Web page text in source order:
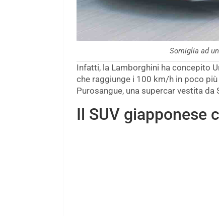
Somiglia ad
Infatti, la Lamborghini ha concepito
che raggiunge i 100 km/h in poco
Purosangue, una supercar vestita da
Il SUV giapponese